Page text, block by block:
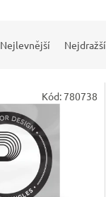
Nejlevnější Nejdražší
Kód:780738